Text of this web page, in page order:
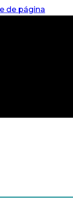
de página